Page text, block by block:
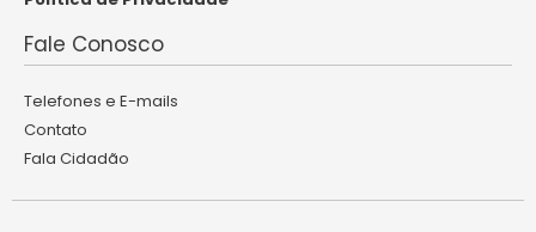
Fale Conosco
Telefones e E-mails
Contato
Fala Cidadão